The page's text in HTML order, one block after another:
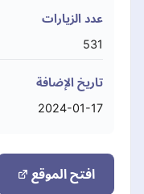
عدد الزيارات
531
تاريخ الإضافة
2024-01-17
افتح الموقع